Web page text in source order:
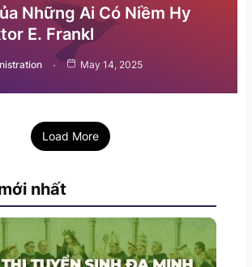
Những Ai Có Niềm Hy
E. Frankl
May 14, 2025
Load More
nhất